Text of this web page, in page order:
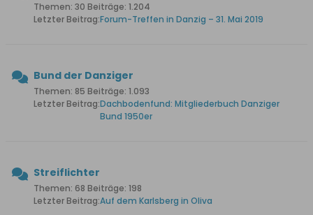
Themen: 30 Beiträge: 1.204
Letzter Beitrag:Forum-Treffen in Danzig – 31. Mai 2019
Bund der Danziger
Themen: 85 Beiträge: 1.093
Letzter Beitrag:Dachbodenfund: Mitgliederbuch Danziger
Bund 1950er
Streiflichter
Themen: 68 Beiträge: 198
Letzter Beitrag:Auf dem Karlsberg in Oliva